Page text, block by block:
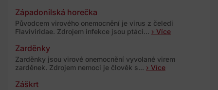
Západonilská horečka
Původcem virového onemocnění je virus z čeledi
Flaviviridae. Zdrojem infekce jsou ptáci... › Více
Zarděnky
Zarděnky jsou virové onemocnění vyvolané virem
zarděnek. Zdrojem nemoci je člověk s... › Více
Záškrt